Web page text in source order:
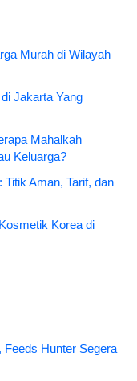
Murah di Wilayah
Jakarta Yang
Mahalkah
Keluarga?
Aman, Tarif, dan
Korea di
Feeds Hunter Segera